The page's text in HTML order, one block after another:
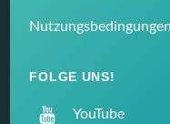
Nutzungsbedingungen
FOLGE UNS!
YouTube